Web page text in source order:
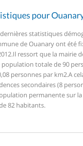
pour
statistiques
de Ouanary ont été
Il ressort que la mairie
population totale de 90
personnes par km2.A
secondaires (8
permanente sur
82 habitants.